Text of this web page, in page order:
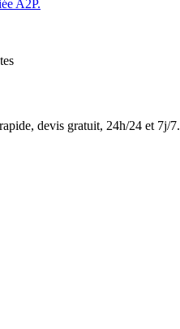
A2P.
devis gratuit, 24h/24 et 7j/7.